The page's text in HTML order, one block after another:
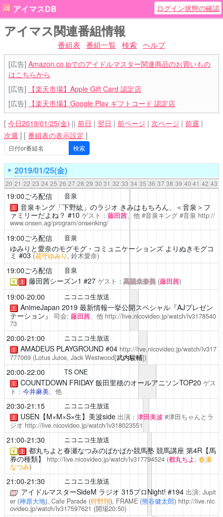
アイマスDB ログイン状態の確認
アイマス関連番組情報
番組表 番組一覧 検索 ヘルプ
[広告] Amazon.co.jpでのアイドルマスター関連商品のお買いもの
はこちらから
[広告]
【楽天市場】Apple Gift Card 認定店
[広告]
【楽天市場】Google Play ギフトコード 認定店
[ 今日2019/01/25(金) || 前日 | 翌日 | 前ページ | 次ページ | 前週 |
次週 ] [ 番組表の表示設定 ]
2019/01/25(金)
20 21 22 23 24 25 26 27 28 29 30 31 32 33 34 35 36 37 38 39 40 41 42 43
19:00ごろ配信 音泉
！
音泉キング「下野紘」のラジオ きみはもちろん、＜音泉＞フ
ァミリーだよね？ #10 ゲスト： 藤田茜、他 #音泉キング #音泉 http://
www.onsen.ag/program/onsenking/
19:00ごろ配信 音泉
ゆみりと愛奈のモグモグ・コミュニケーションズよりぬきモグコ
ミ #03(花守ゆみり , 鈴木愛奈)
19:00ごろ配信 音泉
￥ ！ 藤田茜シーズン1 #27 ゲスト：高橋未奈美 (藤田茜)
19:00-20:00 ニコニコ生放送
！
AnimeJapan 2019 最新情報一挙公開スペシャル『AJプレゼン
テーション』
司会: 藤田茜、他 http://live.nicovideo.jp/watch/lv3178540
73
20:00-21:00 ニコニコ生放送
！ AMADEUS PLAYGROUND#04 http://live.nicovideo.jp/watch/lv317
777069 (Lotus Juice, Jack Westwood[武内駿輔])
20:00-22:00 TS ONE
！ COUNTDOWN FRIDAY 飯田里穂のオールアニソンTOP20 ゲス
ト： 今井麻美、他
20:30-21:15 ニコニコ生放送
！ USEN【M×M×S×生】美波side 出演： 津田美波#津田ちゃんとラ
ジオ http://live.nicovideo.jp/watch/lv318023551
21:00-21:30 ニコニコ生放送
￥ ！ 都丸ちよと春瀬なつみのぱかぱか競馬塾競馬講座 第4R【馬
券の種類】
http://live.nicovideo.jp/watch/lv317794524 (都丸ちよ, 春瀬
なつみ)
21:00-21:30 ニコニコ生放送
アイドルマスターSideM ラジオ 315プロNight! #194 出演: Jupit
er (神原大地), Cafe Parade (狩野翔), FRAME (熊谷健太郎) http://live.nic
ovideo.jp/watch/lv317597621 (開場20:50)